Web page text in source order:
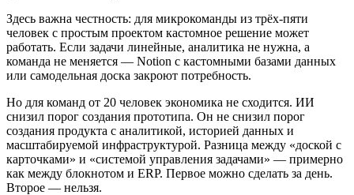
Здесь важна честность: для микрокоманды из трёх-пяти
человек с простым проектом кастомное решение может
работать. Если задачи линейные, аналитика не нужна, а
команда не меняется — Notion с кастомными базами данных
или самодельная доска закроют потребность.
Но для команд от 20 человек экономика не сходится. ИИ
снизил порог создания прототипа. Он не снизил порог
создания продукта с аналитикой, историей данных и
масштабируемой инфраструктурой. Разница между «доской с
карточками» и «системой управления задачами» — примерно
как между блокнотом и ERP. Первое можно сделать за день.
Второе — нельзя.